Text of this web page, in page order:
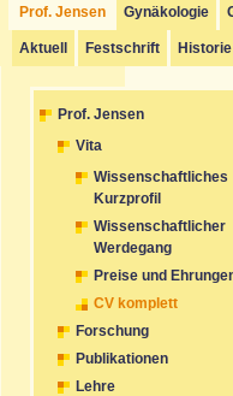
Prof. Jensen Gynäkologie
Aktuell Festschrift Historie
Prof. Jensen
Vita
Wissenschaftliches
Kurzprofil
Wissenschaftlicher
Werdegang
Preise und
CV komplett
Forschung
Publikationen
Lehre